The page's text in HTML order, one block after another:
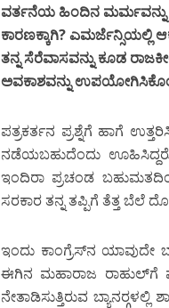
ವರ್ತನೆಯ ಹಿಂದಿನ ಮರ್ಮವನ್ನು
ಕಾರಣಕ್ಕಾಗಿ? ಎಮರ್ಜೆನ್ಸಿಯಲ್ಲಿ
ತನ್ನ ಸೆರೆವಾಸವನ್ನು ಕೂಡ
ಅವಕಾಶವನ್ನು
ಪತ್ರಕರ್ತನ ಪ್ರಶ್ನೆಗೆ ಹಾಗೆ
ನಡೆಯಬಹುದೆಂದು
ಇಂದಿರಾ ಪ್ರಚಂಡ
ಸರಕಾರ ತನ್ನ ತಪ್ಪಿಗೆ ತೆತ್ತ ಬೆಲೆ
ಇಂದು ಕಾಂಗ್ರೆಸ್‍ನ ಯಾವುದೇ
ಈಗಿನ ಮಹಾರಾಜ ರಾಹುಲ್‍ಗೆ
ನೇತಾಡಿಸುತ್ತಿರುವ